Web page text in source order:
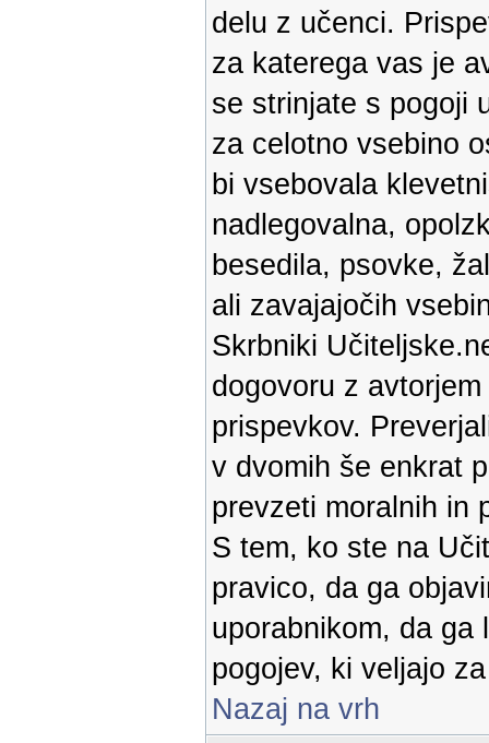
delu z učenci.
za katerega vas je
se strinjate s pogoji
za celotno vsebino
bi vsebovala
nadlegovalna,
besedila, psovke,
ali zavajajočih
Skrbniki
dogovoru z
prispevkov.
v dvomih še enkrat
prevzeti moralnih in
S tem, ko ste na
pravico, da ga
uporabnikom, da ga
pogojev, ki veljajo
Nazaj na vrh